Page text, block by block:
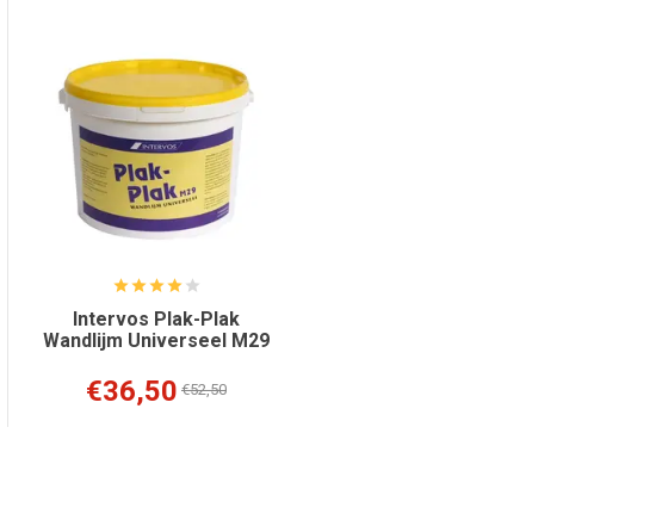
Intervos Plak-Plak
Wandlijm Universeel M29
€36,50 €52,50